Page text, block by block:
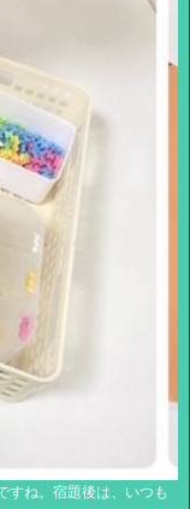
すね。宿題後は、いつも